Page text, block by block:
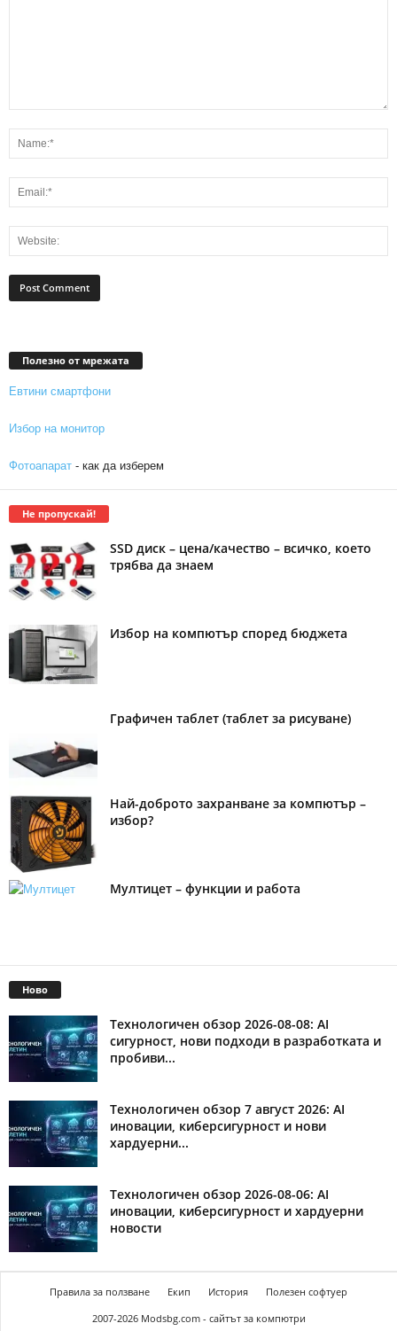
Полезно от мрежата
Евтини смартфони
Избор на монитор
Фотоапарат - как да изберем
Не пропускай!
SSD диск – цена/качество – всичко, което
трябва да знаем
Избор на компютър според бюджета
Графичен таблет (таблет за рисуване)
Най-доброто захранване за компютър –
избор?
Мултицет – функции и работа
Ново
Технологичен обзор 2026-08-08: AI
сигурност, нови подходи в разработката и
пробиви...
Технологичен обзор 7 август 2026: AI
иновации, киберсигурност и нови
хардуерни...
Технологичен обзор 2026-08-06: AI
иновации, киберсигурност и хардуерни
новости
Правила за ползване Екип История
Полезен софтуер
2007-2026 Modsbg.com - сайтът за компютри